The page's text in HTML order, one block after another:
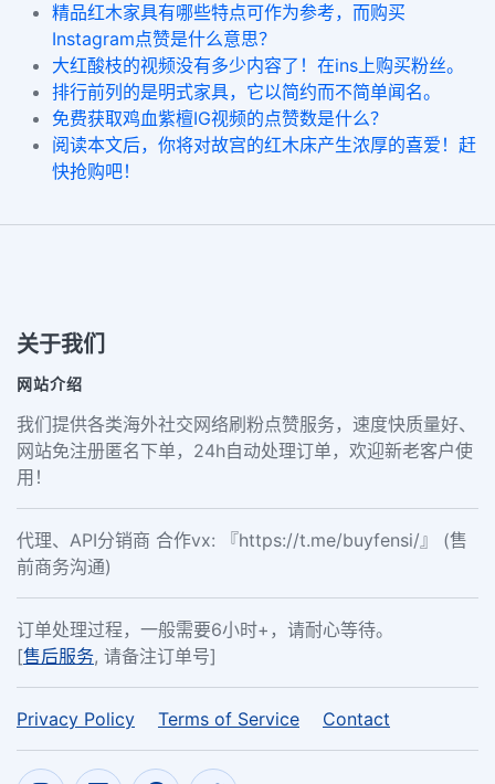
精品红木家具有哪些特点可作为参考，而购买
Instagram点赞是什么意思？
大红酸枝的视频没有多少内容了！在ins上购买粉丝。
排行前列的是明式家具，它以简约而不简单闻名。
免费获取鸡血紫檀IG视频的点赞数是什么？
阅读本文后，你将对故宫的红木床产生浓厚的喜爱！赶
快抢购吧！
关于我们
网站介绍
我们提供各类海外社交网络刷粉点赞服务，速度快质量好、
网站免注册匿名下单，24h自动处理订单，欢迎新老客户使
用！
代理、API分销商 合作vx: 『https://t.me/buyfensi/』 (售
前商务沟通)
订单处理过程，一般需要6小时+，请耐心等待。
[售后服务, 请备注订单号]
Privacy Policy Terms of Service Contact